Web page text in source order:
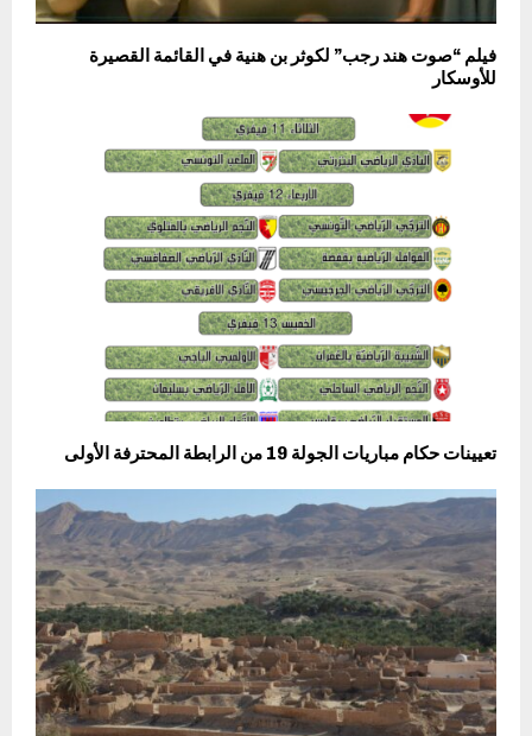
فيلم “صوت هند رجب” لكوثر بن هنية في القائمة القصيرة
للأوسكار
تعيينات حكام مباريات الجولة 19 من الرابطة المحترفة الأولى